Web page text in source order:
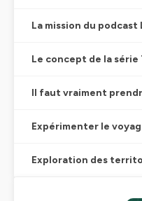
La mission du podcast
Expérimenter le